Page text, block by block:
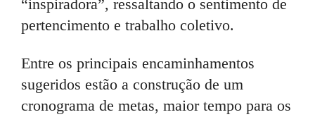
“inspiradora”, ressaltando o sentimento de
pertencimento e trabalho coletivo.
Entre os principais encaminhamentos
sugeridos estão a construção de um
cronograma de metas, maior tempo para os